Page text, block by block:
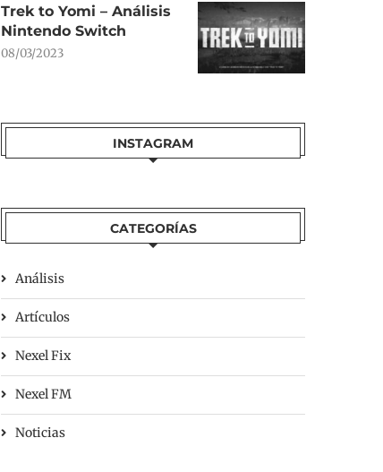
Trek to Yomi – Análisis
Nintendo Switch
08/03/2023
INSTAGRAM
CATEGORÍAS
Análisis
Artículos
Nexel Fix
Nexel FM
Noticias